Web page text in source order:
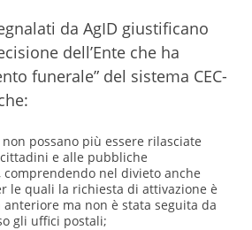
da AgID giustificano
dell’Ente che ha
funerale” del sistema CEC-
possano più essere rilasciate
e alle pubbliche
nel divieto anche
le quali la richiesta di attivazione è
ma non è stata seguita da
gli uffici postali;